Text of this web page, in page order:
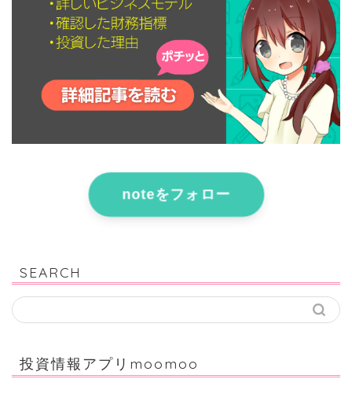
noteをフォロー
SEARCH
投資情報アプリmoomoo